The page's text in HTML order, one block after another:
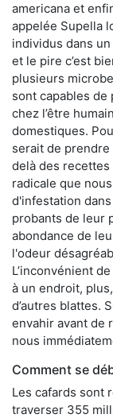
americana et
appelée Supella
individus dans
et le pire c’est
plusieurs
sont capables
chez l’être
domestiques.
serait de prendre
delà des
radicale que
d'infestation
probants de leur
abondance de
l'odeur
L’inconvénient
à un endroit,
d’autres blattes.
envahir avant de
nous
Comment se
Les cafards sont
traverser 355